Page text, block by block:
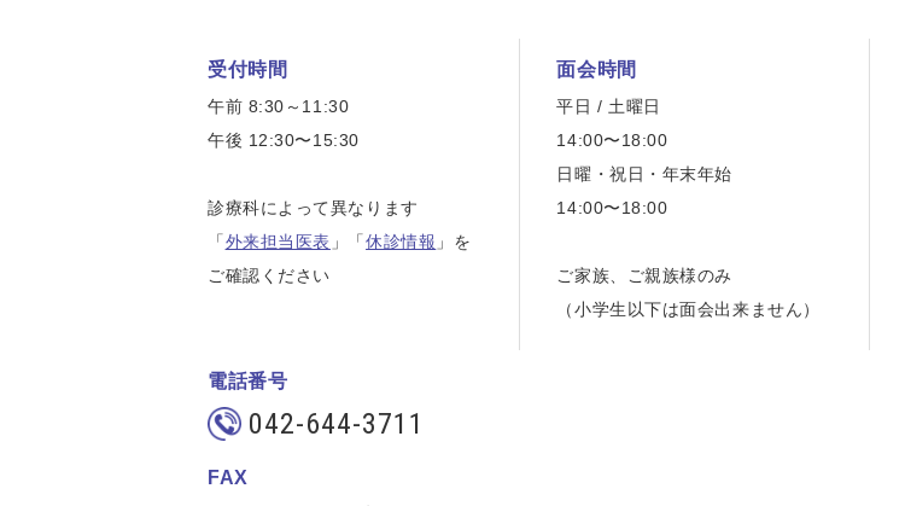
受付時間
午前 8:30～11:30
午後 12:30〜15:30
診療科によって異なります
「外来担当医表 」「休診情報 」を
ご確認ください
面会時間
平日 / 土曜日
14:00〜18:00
日曜・祝日・年末年始
14:00〜18:00
ご家族、ご親族様のみ
（小学生以下は面会出来ません）
電話番号
042-644-3711
FAX